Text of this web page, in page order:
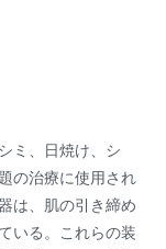
ミ、日焼け、シ
の治療に使用され
は、肌の引き締め
いる。これらの装